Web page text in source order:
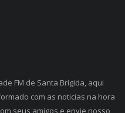
FM de Santa Brígida, aqui
com as noticias na hora
seus amigos e envie nosso